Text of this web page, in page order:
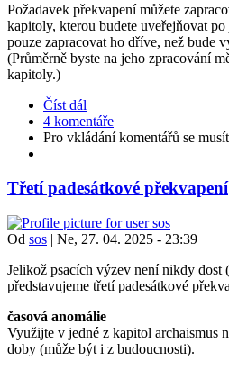
Požadavek překvapení můžete
kapitoly, kterou budete uveřejňovat
pouze zapracovat ho dříve, než bude
(Průměrně byste na jeho zpracování
kapitoly.)
Číst dál
4 komentáře
Pro vkládání komentářů se
Třetí padesátkové překvapení
Od sos | Ne, 27. 04. 2025 - 23:39
Jelikož psacích výzev není nikdy
představujeme třetí padesátkové
časová anomálie
Využijte v jedné z kapitol archaismus
doby (může být i z budoucnosti).